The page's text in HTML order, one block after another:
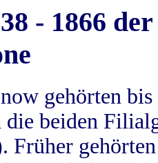
- 1866
gehörten
beiden
Früher